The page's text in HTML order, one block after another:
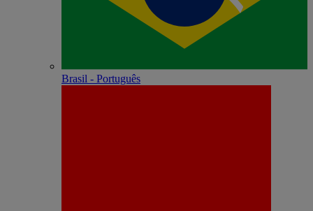
Brasil - Português